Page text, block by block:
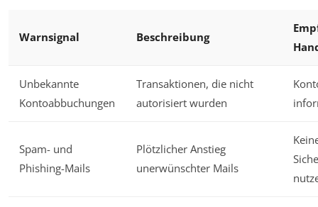
Warnsignal Beschreibung
Unbekannte
Kontoabbuchungen
Transaktionen, die nicht
autorisiert wurden
Spam- und
Phishing-Mails
Plötzlicher Anstieg
unerwünschter Mails